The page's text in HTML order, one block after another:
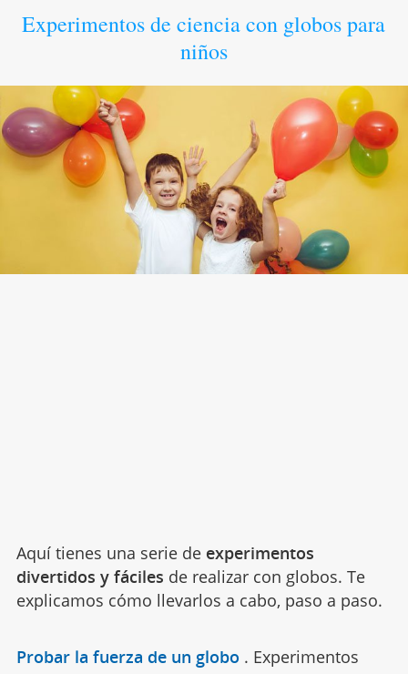
Experimentos de ciencia con globos para
niños
Aquí tienes una serie de experimentos
divertidos y fáciles de realizar con globos. Te
explicamos cómo llevarlos a cabo, paso a paso.
Probar la fuerza de un globo . Experimentos